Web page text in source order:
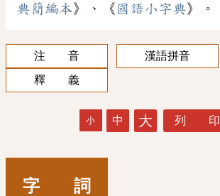
典簡編本》、《 國語小字典》。
注 音
漢語拼音
釋 義
小 中 大 列 印
字 詞